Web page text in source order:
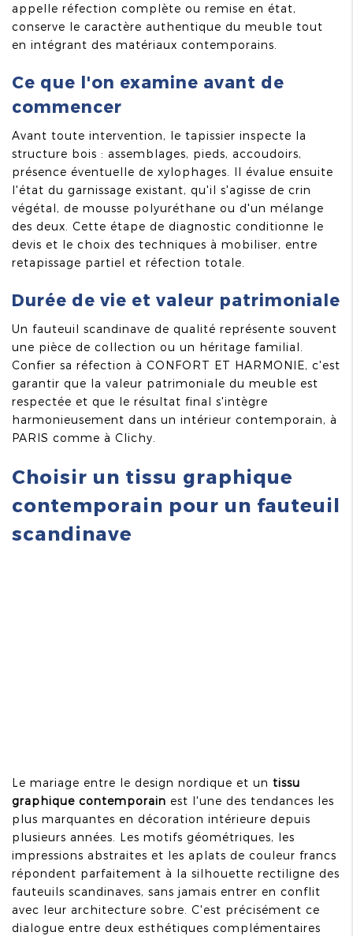
appelle réfection complète ou remise en état,
conserve le caractère authentique du meuble tout
en intégrant des matériaux contemporains.
Ce que l'on examine avant de
commencer
Avant toute intervention, le tapissier inspecte la
structure bois : assemblages, pieds, accoudoirs,
présence éventuelle de xylophages. Il évalue ensuite
l'état du garnissage existant, qu'il s'agisse de crin
végétal, de mousse polyuréthane ou d'un mélange
des deux. Cette étape de diagnostic conditionne le
devis et le choix des techniques à mobiliser, entre
retapissage partiel et réfection totale.
Durée de vie et valeur patrimoniale
Un fauteuil scandinave de qualité représente souvent
une pièce de collection ou un héritage familial.
Confier sa réfection à CONFORT ET HARMONIE, c'est
garantir que la valeur patrimoniale du meuble est
respectée et que le résultat final s'intègre
harmonieusement dans un intérieur contemporain, à
PARIS comme à Clichy.
Choisir un tissu graphique
contemporain pour un fauteuil
scandinave
Le mariage entre le design nordique et un tissu
graphique contemporain est l'une des tendances les
plus marquantes en décoration intérieure depuis
plusieurs années. Les motifs géométriques, les
impressions abstraites et les aplats de couleur francs
répondent parfaitement à la silhouette rectiligne des
fauteuils scandinaves, sans jamais entrer en conflit
avec leur architecture sobre. C'est précisément ce
dialogue entre deux esthétiques complémentaires